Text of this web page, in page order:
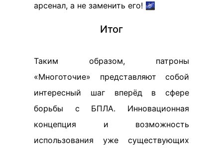
арсенал, а не заменить его! 🌌
Итог
Таким образом, патроны
«Многоточие» представляют собой
интересный шаг вперёд в сфере
борьбы с БПЛА. Инновационная
концепция и возможность
использования уже существующих